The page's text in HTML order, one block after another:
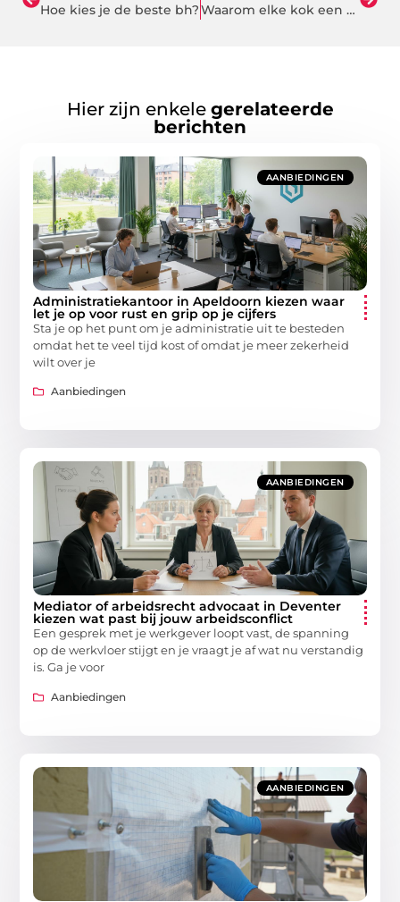
Hoe kies je de beste bh? Waarom elke kok een pannenset inductie nodig heeft
Hier zijn enkele gerelateerde
berichten
AANBIEDINGEN
Administratiekantoor in Apeldoorn kiezen waar
let je op voor rust en grip op je cijfers
Sta je op het punt om je administratie uit te besteden
omdat het te veel tijd kost of omdat je meer zekerheid
wilt over je
Aanbiedingen
AANBIEDINGEN
Mediator of arbeidsrecht advocaat in Deventer
kiezen wat past bij jouw arbeidsconflict
Een gesprek met je werkgever loopt vast, de spanning
op de werkvloer stijgt en je vraagt je af wat nu verstandig
is. Ga je voor
Aanbiedingen
AANBIEDINGEN